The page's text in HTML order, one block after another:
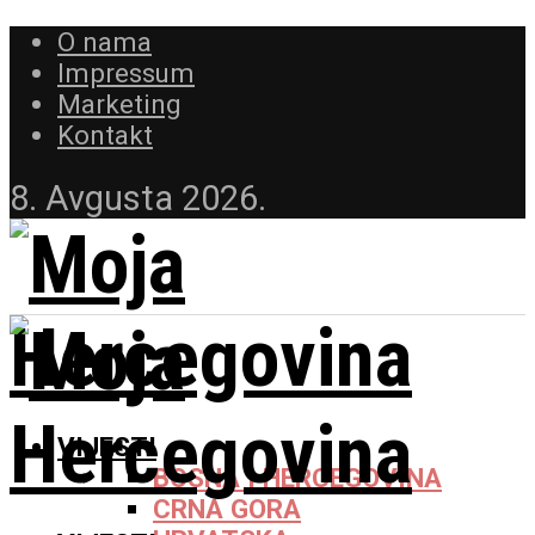
O nama
Impressum
Marketing
Kontakt
8. Avgusta 2026.
VIJESTI
BOSNA I HERCEGOVINA
CRNA GORA